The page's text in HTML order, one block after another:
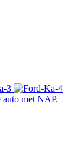
met NAP.